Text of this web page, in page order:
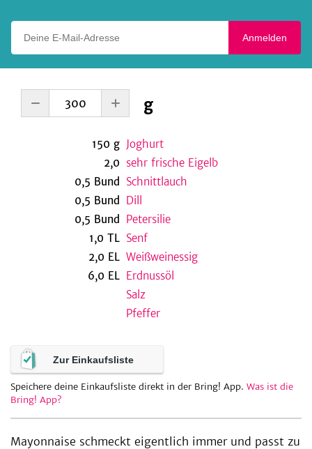
Anmelden
g
150 g Joghurt
2,0 sehr frische Eigelb
0,5 Bund
Schnittlauch
0,5 Bund
Dill
0,5 Bund
Petersilie
1,0 TL Senf
2,0 EL Weißweinessig
6,0 EL Erdnussöl
Salz
Pfeffer
Zur Einkaufsliste
Speichere deine Einkaufsliste direkt in der Bring! App. Was ist die
Bring! App?
Mayonnaise schmeckt eigentlich immer und passt zu